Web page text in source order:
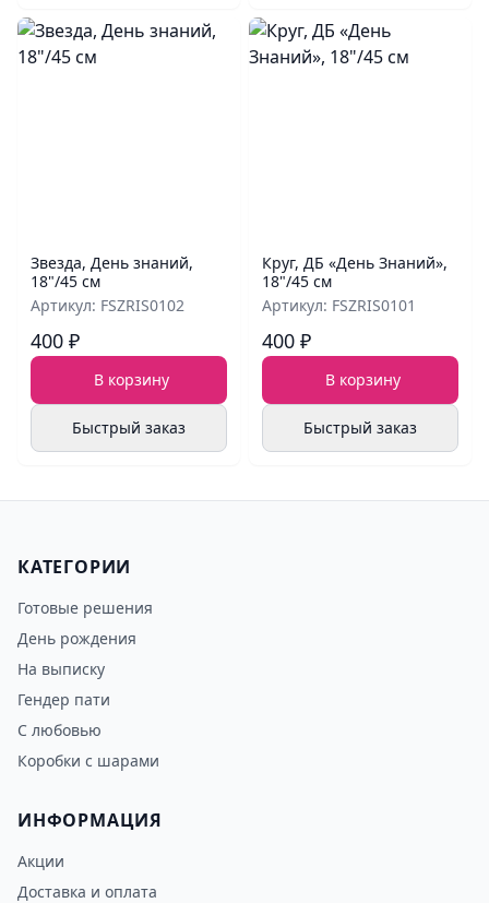
Звезда, День знаний,
18"/45 см
Артикул: FSZRIS0102
400 ₽
В корзину
Быстрый заказ
Круг, ДБ «День Знаний»,
18"/45 см
Артикул: FSZRIS0101
400 ₽
В корзину
Быстрый заказ
КАТЕГОРИИ
Готовые решения
День рождения
На выписку
Гендер пати
С любовью
Коробки с шарами
ИНФОРМАЦИЯ
Акции
Доставка и оплата